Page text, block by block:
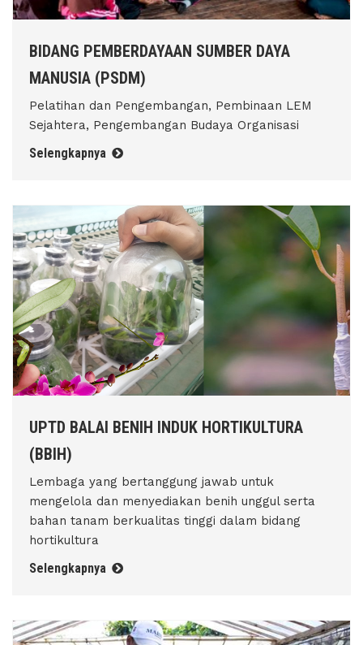
BIDANG PEMBERDAYAAN SUMBER DAYA
MANUSIA (PSDM)
Pelatihan dan Pengembangan, Pembinaan LEM
Sejahtera, Pengembangan Budaya Organisasi
Selengkapnya
UPTD BALAI BENIH INDUK HORTIKULTURA
(BBIH)
Lembaga yang bertanggung jawab untuk
mengelola dan menyediakan benih unggul serta
bahan tanam berkualitas tinggi dalam bidang
hortikultura
Selengkapnya